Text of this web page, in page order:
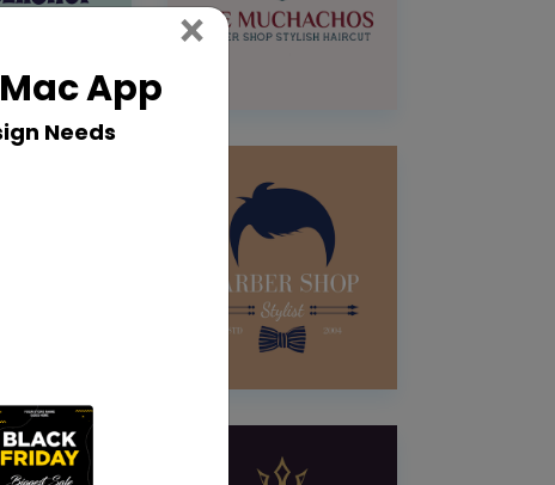
App
Needs
× Close